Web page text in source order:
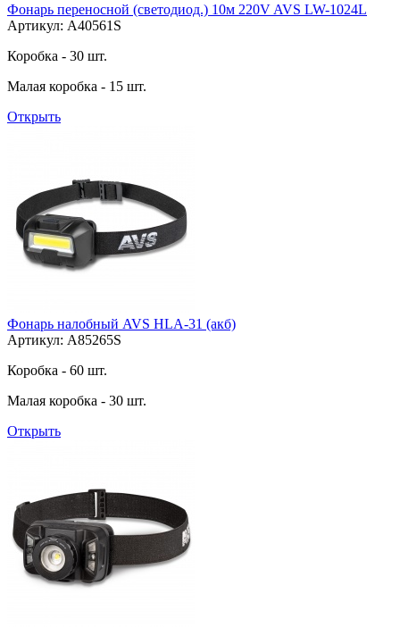
Фонарь переносной (светодиод.) 10м 220V AVS LW-1024L
Артикул: A40561S
Коробка - 30 шт.
Малая коробка - 15 шт.
Открыть
Фонарь налобный AVS HLA-31 (акб)
Артикул: A85265S
Коробка - 60 шт.
Малая коробка - 30 шт.
Открыть